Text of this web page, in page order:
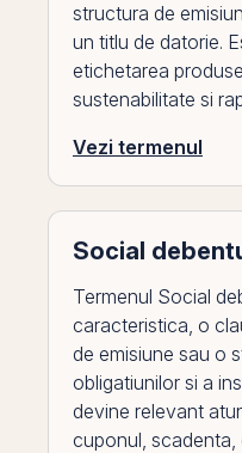
structura de
un titlu de datorie.
etichetarea
sustenabilitate si
Vezi termenul
Social
Termenul Social
caracteristica, o
de emisiune sau o
obligatiunilor si a
devine relevant
cuponul, scadenta,